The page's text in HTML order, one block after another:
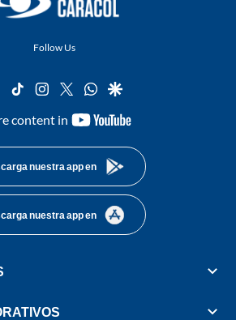
Follow Us
facebook
tiktok instagram
twitterwhatsapp
google
content in
youtube-
nuestra app en
nuestra app en